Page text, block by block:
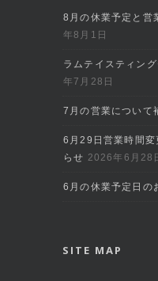
8月の休業予定と営
年8月1日
ラムテイスティン
年7月28日
7月の営業について
6月29日営業時間変
らせ 2026年6月28
6月の休業予定日の
SITE MAP